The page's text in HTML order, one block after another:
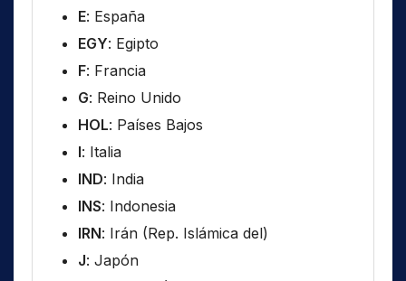
E: España
EGY: Egipto
F: Francia
G: Reino Unido
HOL: Países Bajos
I: Italia
IND: India
INS: Indonesia
IRN: Irán (Rep. Islámica del)
J: Japón